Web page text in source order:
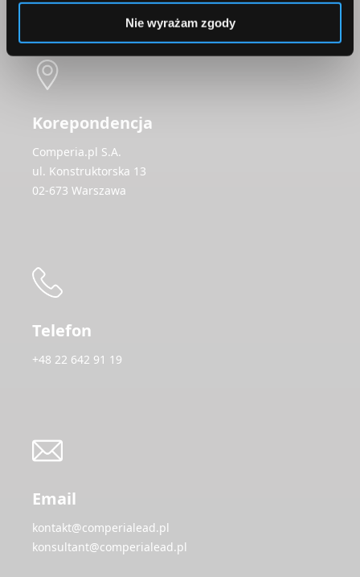
Nie wyrażam zgody
Korepondencja
Comperia.pl S.A.
ul. Konstruktorska 13
02-673 Warszawa
Telefon
+48 22 642 91 19
Email
kontakt@comperialead.pl
konsultant@comperialead.pl